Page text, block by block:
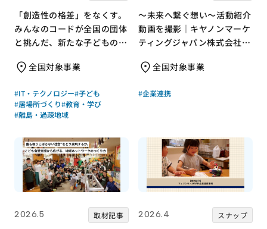
「創造性の格差」をなくす。
みんなのコードが全国の団体
と挑んだ、新たな子どもの居
全国対象事業
#IT・テクノロジー#子ども
#居場所づくり#教育・学び
#離島・過疎地域
～未来へ繋ぐ想い～活動紹介
動画を撮影｜キヤノンマーケ
ティングジャパン株式会社×
全国対象事業
#企業連携
2026.5 取材記事 2026.4 スナップ